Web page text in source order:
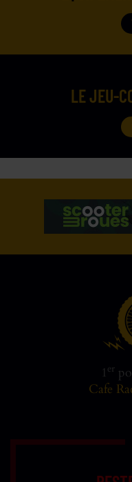
LE JEU-
1 er
Cafe